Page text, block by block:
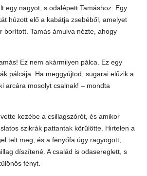
egy nagyot, s odalépett Tamáshoz. Egy
húzott elő a kabátja zsebéből, amelyet
borított. Tamás ámulva nézte, ahogy
Ez nem akármilyen pálca. Ez egy
pálcája. Ha meggyújtod, sugarai elűzik a
arcára mosolyt csalnak! – mondta
kezébe a csillagszórót, és amikor
szikrák pattantak körülötte. Hirtelen a
telt meg, és a fenyőfa úgy ragyogott,
díszítené. A család is odasereglett, s
fényt.